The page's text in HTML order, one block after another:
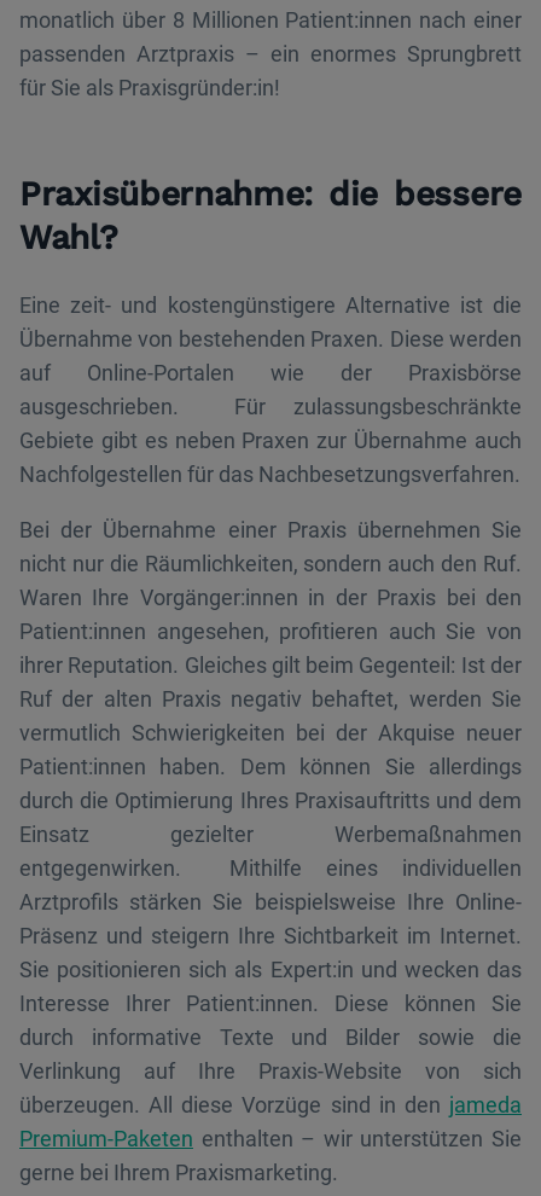
monatlich über 8 Millionen Patient:innen nach einer
passenden Arztpraxis – ein enormes Sprungbrett
für Sie als Praxisgründer:in!
Praxisübernahme: die bessere
Wahl?
Eine zeit- und kostengünstigere Alternative ist die
Übernahme von bestehenden Praxen. Diese werden
auf Online-Portalen wie der Praxisbörse
ausgeschrieben. Für zulassungsbeschränkte
Gebiete gibt es neben Praxen zur Übernahme auch
Nachfolgestellen für das Nachbesetzungsverfahren.
Bei der Übernahme einer Praxis übernehmen Sie
nicht nur die Räumlichkeiten, sondern auch den Ruf.
Waren Ihre Vorgänger:innen in der Praxis bei den
Patient:innen angesehen, profitieren auch Sie von
ihrer Reputation. Gleiches gilt beim Gegenteil: Ist der
Ruf der alten Praxis negativ behaftet, werden Sie
vermutlich Schwierigkeiten bei der Akquise neuer
Patient:innen haben. Dem können Sie allerdings
durch die Optimierung Ihres Praxisauftritts und dem
Einsatz gezielter Werbemaßnahmen
entgegenwirken. Mithilfe eines individuellen
Arztprofils stärken Sie beispielsweise Ihre Online-
Präsenz und steigern Ihre Sichtbarkeit im Internet.
Sie positionieren sich als Expert:in und wecken das
Interesse Ihrer Patient:innen. Diese können Sie
durch informative Texte und Bilder sowie die
Verlinkung auf Ihre Praxis-Website von sich
überzeugen. All diese Vorzüge sind in den jameda
Premium-Paketen enthalten – wir unterstützen Sie
gerne bei Ihrem Praxismarketing.